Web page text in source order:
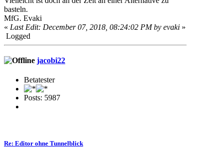
basteln.
MfG. Evaki
« Last Edit: December 07, 2018, 08:24:02 PM by evaki »
Logged
jacobi22
Betatester
Posts: 5987
Re: Editor ohne Tunnelblick